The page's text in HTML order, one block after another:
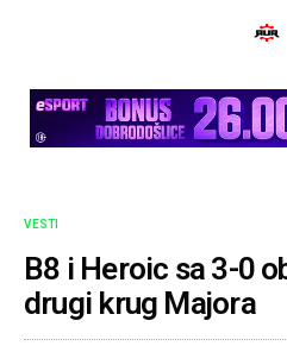
VESTI
B8 i Heroic sa 3-0
drugi krug Majora